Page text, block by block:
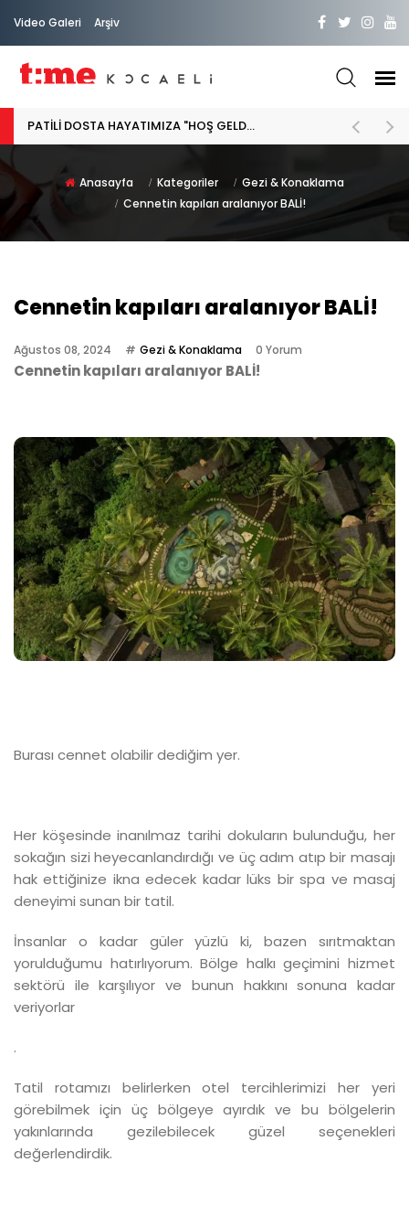
Video Galeri Arşiv
Anasayfa Kategoriler
Gezi & Konaklama
Cennetin kapıları aralanıyor BALİ!
Cennetin kapıları aralanıyor BALİ!
Ağustos 08, 2024 Gezi & Konaklama 0 Yorum
Cennetin kapıları aralanıyor BALİ!
Burası cennet olabilir dediğim yer.
Her köşesinde inanılmaz tarihi dokuların bulunduğu, her
sokağın sizi heyecanlandırdığı ve üç adım atıp bir masajı
hak ettiğinize ikna edecek kadar lüks bir spa ve masaj
deneyimi sunan bir tatil.
İnsanlar o kadar güler yüzlü ki, bazen sırıtmaktan
yorulduğumu hatırlıyorum. Bölge halkı geçimini hizmet
sektörü ile karşılıyor ve bunun hakkını sonuna kadar
veriyorlar
.
Tatil rotamızı belirlerken otel tercihlerimizi her yeri
görebilmek için üç bölgeye ayırdık ve bu bölgelerin
yakınlarında gezilebilecek güzel seçenekleri
değerlendirdik.